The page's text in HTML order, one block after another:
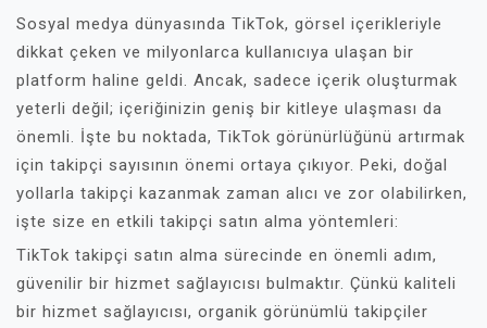
Sosyal medya dünyasında TikTok, görsel içerikleriyle
dikkat çeken ve milyonlarca kullanıcıya ulaşan bir
platform haline geldi. Ancak, sadece içerik oluşturmak
yeterli değil; içeriğinizin geniş bir kitleye ulaşması da
önemli. İşte bu noktada, TikTok görünürlüğünü artırmak
için takipçi sayısının önemi ortaya çıkıyor. Peki, doğal
yollarla takipçi kazanmak zaman alıcı ve zor olabilirken,
işte size en etkili takipçi satın alma yöntemleri:
TikTok takipçi satın alma sürecinde en önemli adım,
güvenilir bir hizmet sağlayıcısı bulmaktır. Çünkü kaliteli
bir hizmet sağlayıcısı, organik görünümlü takipçiler